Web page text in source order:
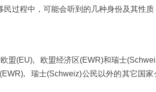
过程中，可能会听到的几种身份及其性质
盟(EU), 欧盟经济区(EWR)和瑞士
瑞士(Schweiz)公民以外的其它国家